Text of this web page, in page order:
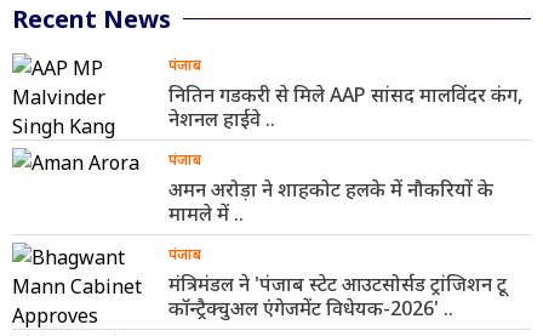
Recent News
पंजाब
नितिन गडकरी से मिले AAP सांसद मालविंदर कंग,
नेशनल हाईवे ..
पंजाब
अमन अरोड़ा ने शाहकोट हलके में नौकरियों के
मामले में ..
पंजाब
मंत्रिमंडल ने 'पंजाब स्टेट आउटसोर्सड ट्रांजिशन टू
कॉन्ट्रैक्चुअल एंगेजमेंट विधेयक-2026' ..